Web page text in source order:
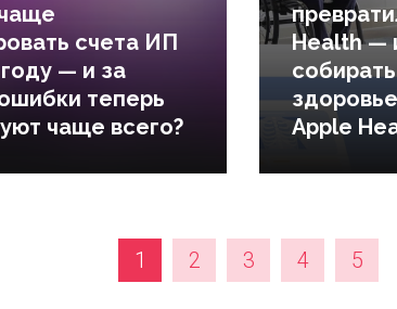
счета ИП
— и за
теперь
чаще всего?
Health —
Apple
1 2 3 4 5